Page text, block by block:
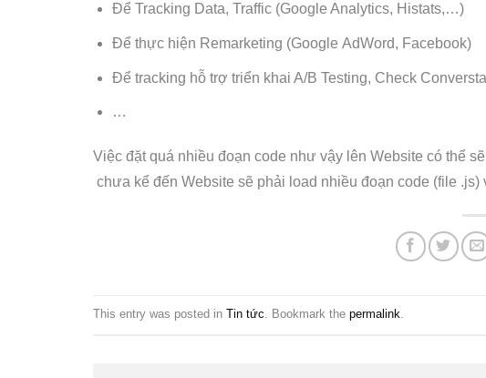
Để Tracking Data, Traffic (Google Analytics, Histats,…)
Để thực hiện Remarketing (Google AdWord, Facebook)
Để tracking hỗ trợ triển khai A/B Testing, Check
…
Việc đặt quá nhiều đoạn code như vậy lên Website có thể
chưa kể đến Website sẽ phải load nhiều đoạn code (file
This entry was posted in Tin tức. Bookmark the permalink.